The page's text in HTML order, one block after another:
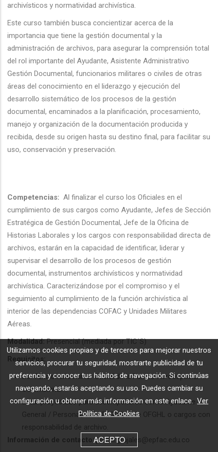
archivísticos y normatividad archivística.
Este curso también busca concientizar acerca de la
importancia que tiene la gestión documental y la
administración de archivos, para asegurar la comprensión total
del rol importante del Ayudante, Asistente Administrativo
Gestión Documental, funcionarios militares o civiles de otras
áreas del conocimiento en el liderazgo y ejecución del
desarrollo sistemático de los procesos de la gestión
documental, encaminados a la planificación, procesamiento,
manejo y organización de la documentación producida y
recibida, desde su origen hasta su destino final, para facilitar su
uso, conservación y preservación.
Competencias: Al finalizar el curso los Oficiales en el
cumplimiento de sus cargos como Ayudante, Jefes de Sección
Estratégica de Gestión Documental, Jefe de la Oficina de
Historias Laborales y los cargos con responsabilidad directa de
archivos, estarán en la capacidad de identificar, liderar y
supervisar el desarrollo de los procesos de gestión
documental, instrumentos archivísticos y normatividad
archivística. Caracterizándose por el compromiso y el
seguimiento al cumplimiento de la función archivística al
interior de las dependencias COFAC y Unidades Militares
Aéreas.
Modalidad:Presencial (mediada por TIC´S)
Requisitos:
Ser funcionario militar Oficial de la Fuerza Aeroespacial
Colombiana.
Estar proyectado para desempeñarse como Ayudante
General / Personal, Jefe SEGDO, Jefe OFGHL o cargos con
responsabilidad de archivo.
Información de contacto:jecser.grajales@epfac.edu.co
Utilizamos cookies propias y de terceros para mejorar nuestros
servicios, procurar tu seguridad, mostrarte publicidad de tu
preferencia y conocer tus hábitos de navegación. Si continúas
navegando, estarás aceptando su uso. Puedes cambiar su
configuración u obtener más información en este enlace. Ver
Política de Cookies
ACEPTO